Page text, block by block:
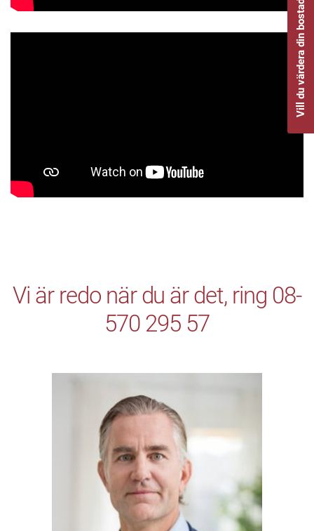
Vi är redo när du är det, ring 08-
570 295 57
Vill du värdera din bostad